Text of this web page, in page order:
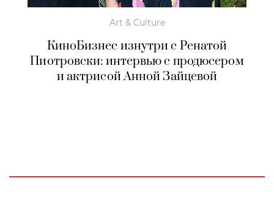
Art & Culture
КиноБизнес изнутри с Ренатой
Пиотровски: интервью с продюсером
и актрисой Анной Зайцевой